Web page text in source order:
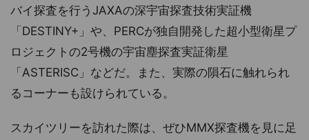
バイ探査を行うJAXAの深宇宙探査技術実証機
「DESTINY+」や、PERCが独自開発した超小型衛星プ
ロジェクトの2号機の宇宙塵探査実証衛星
「ASTERISC」などだ。また、実際の隕石に触れられ
るコーナーも設けられている。
スカイツリーを訪れた際は、ぜひMMX探査機を見に足